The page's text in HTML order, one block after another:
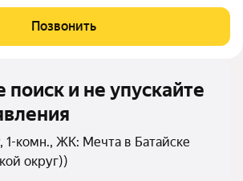
в 10-ти минутах езды от центра одного из
юга
Позвонить
поиск и не упускайте
1-комн., ЖК: Мечта в Батайске
округ))